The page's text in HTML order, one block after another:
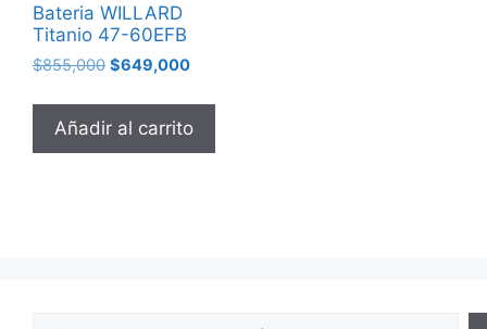
Bateria WILLARD
Titanio 47-60EFB
$855,000 $649,000
Añadir al carrito